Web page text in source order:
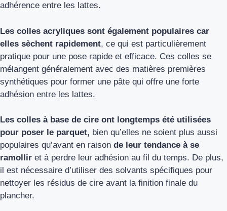
adhérence entre les lattes.
Les colles acryliques sont également populaires car
elles sèchent rapidement, ce qui est particulièrement
pratique pour une pose rapide et efficace. Ces colles se
mélangent généralement avec des matières premières
synthétiques pour former une pâte qui offre une forte
adhésion entre les lattes.
Les colles à base de cire ont longtemps été utilisées
pour poser le parquet, bien qu’elles ne soient plus aussi
populaires qu’avant en raison de leur tendance à se
ramollir et à perdre leur adhésion au fil du temps. De plus,
il est nécessaire d’utiliser des solvants spécifiques pour
nettoyer les résidus de cire avant la finition finale du
plancher.